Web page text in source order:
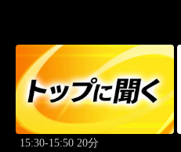
15:30-15:50 20分